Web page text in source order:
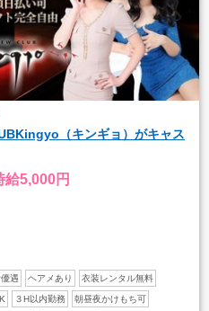
（キンギョ）がキャス
給5,000円
遇 ヘアメあり 衣装レンタル無料
３H以内勤務 朝昼夜かけもち可